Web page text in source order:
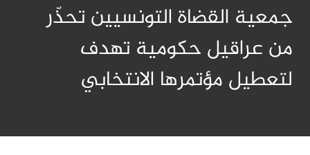
جمعية القضاة التونسيين تحذّر
من عراقيل حكومية تهدف
لتعطيل مؤتمرها الانتخابي